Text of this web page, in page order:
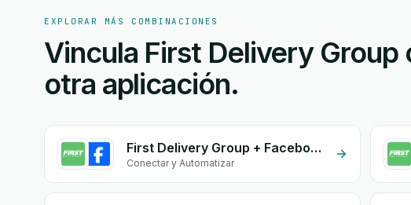
EXPLORAR MÁS COMBINACIONES
Vincula First Delivery Group
otra aplicación.
First Delivery Group + Facebook Commerce
Conectar y Automatizar